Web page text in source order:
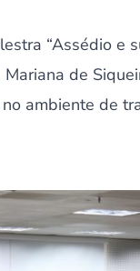
“Assédio e
de
ambiente de